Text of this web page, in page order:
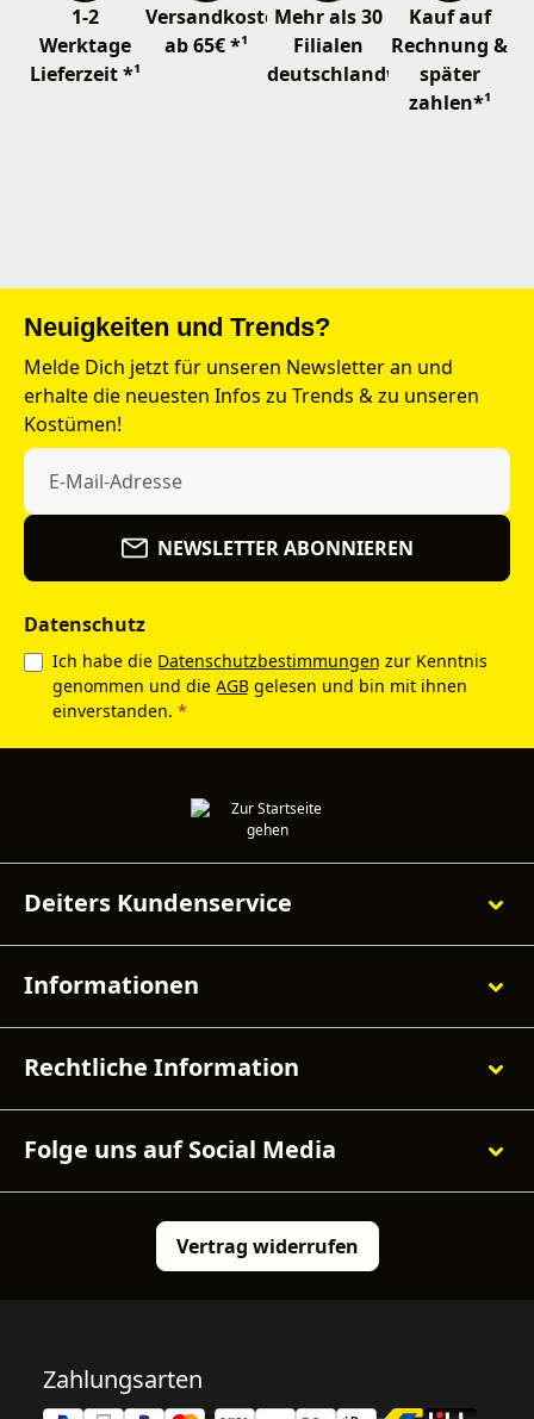
1-2
Werktage
Lieferzeit *¹
Versandkostenfrei
ab 65€ *¹
Mehr als 30
Filialen
deutschlandweit
Kauf auf
Rechnung &
später
zahlen*¹
Neuigkeiten und Trends?
Melde Dich jetzt für unseren Newsletter an und
erhalte die neuesten Infos zu Trends & zu unseren
Kostümen!
NEWSLETTER ABONNIEREN
Datenschutz
Ich habe die Datenschutzbestimmungen zur Kenntnis
genommen und die AGB gelesen und bin mit ihnen
einverstanden. *
Deiters Kundenservice
Informationen
Rechtliche Information
Folge uns auf Social Media
Vertrag widerrufen
Zahlungsarten